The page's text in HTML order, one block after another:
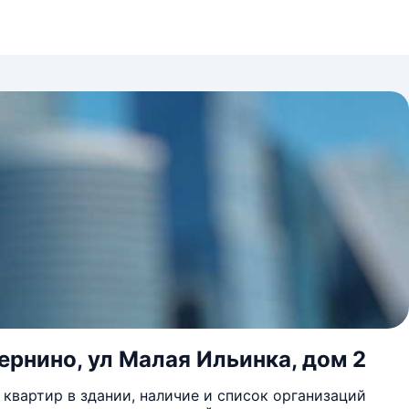
ул Малая Ильинка, дом 2
в здании, наличие и список организаций